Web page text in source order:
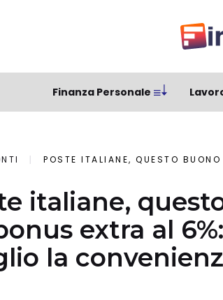
Finanza Personale
POSTE ITALIANE, QUESTO BUONO
italiane,
extra al
la